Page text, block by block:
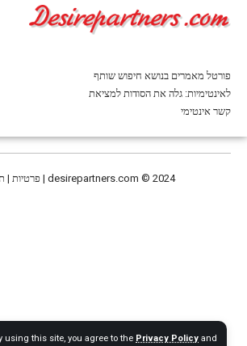
By using this site, you agree to thePrivacy Policyand
פורטל מאמרים בנושא חיפוש שותף
לאינטימיות: גלה את הסודות למציאת
קשר אינטימי
desirepartners.com© 2024 | פרטיות | תנאי שימוש